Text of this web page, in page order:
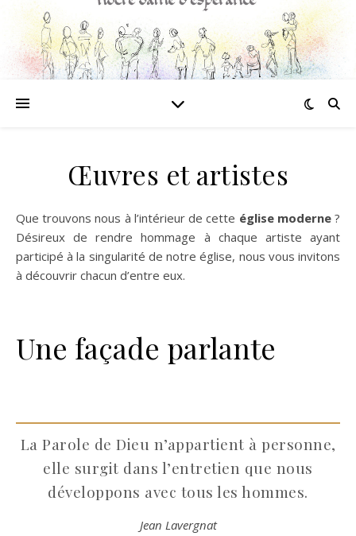
Œuvres et artistes
Que trouvons nous à l’intérieur de cette église moderne?
Désireux de rendre hommage à chaque artiste ayant
participé à la singularité de notre église, nous vous invitons
à découvrir chacun d’entre eux.
Une façade parlante
La Parole de Dieu n’appartient à personne,
elle surgit dans l’entretien que nous
développons avec tous les hommes.
Jean Lavergnat